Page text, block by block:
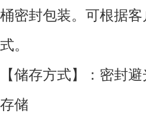
桶密封包装。可根据
式。
【储存方式】：密封
存储